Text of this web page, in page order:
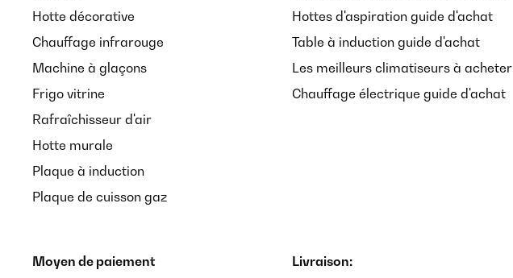
Hotte décorative
Chauffage infrarouge
Machine à glaçons
Frigo vitrine
Rafraîchisseur d'air
Hotte murale
Plaque à induction
Plaque de cuisson gaz
Hottes d'aspiration guide d'achat
Table à induction guide d'achat
Les meilleurs climatiseurs à acheter
Chauffage électrique guide d'achat
Moyen de paiement Livraison: